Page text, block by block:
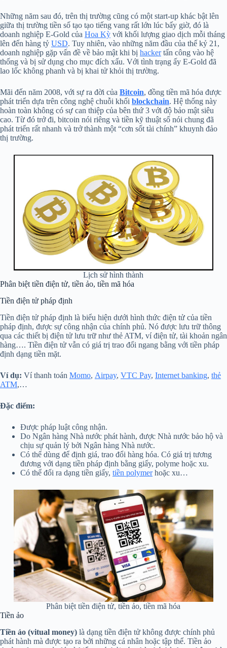
Những năm sau đó, trên thị trường cũng có một start-up khác bật lên
giữa thị trường tiền số tạo tạo tiếng vang rất lớn lúc bấy giờ, đó là
doanh nghiệp E-Gold của Hoa Kỳ với khối lượng giao dịch mỗi tháng
lên đến hàng tỷ USD. Tuy nhiên, vào những năm đầu của thế kỷ 21,
doanh nghiệp gặp vấn đề về bảo mật khi bị hackertấn công vào hệ
thống và bị sử dụng cho mục đích xấu. Với tình trạng ấy E-Gold đã
lao lốc không phanh và bị khai tử khỏi thị trường.
Mãi đến năm 2008, với sự ra đời của Bitcoin, đồng tiền mã hóa được
phát triển dựa trên công nghệ chuỗi khối blockchain. Hệ thống này
hoàn toàn không có sự can thiệp của bên thứ 3 với độ bảo mật siêu
cao. Từ đó trở đi, bitcoin nói riêng và tiền kỹ thuật số nói chung đã
phát triển rất nhanh và trở thành một “cơn sốt tài chính” khuynh đảo
thị trường.
Lịch sử hình thành
Phân biệt tiền điện tử, tiền ảo, tiền mã hóa
Tiền điện tử pháp định
Tiền điện tử pháp định là biểu hiện dưới hình thức điện tử của tiền
pháp định, được sự công nhận của chính phủ. Nó được lưu trữ thông
qua các thiết bị điện tử lưu trữ như thẻ ATM, ví điện tử, tài khoản ngân
hàng…. Tiền điện tử vẫn có giá trị trao đổi ngang bằng với tiền pháp
định dạng tiền mặt.
Ví dụ: Ví thanh toán Momo, Airpay, VTC Pay, Internet banking, thẻ
ATM,…
Đặc điểm:
Được pháp luật công nhận.
Do Ngân hàng Nhà nước phát hành, được Nhà nước bảo hộ và
chịu sự quản lý bởi Ngân hàng Nhà nước.
Có thể dùng để định giá, trao đổi hàng hóa. Có giá trị tương
đương với dạng tiền pháp định bằng giấy, polyme hoặc xu.
Có thể đổi ra dạng tiền giấy, tiền polymerhoặc xu…
Phân biệt tiền điện tử, tiền ảo, tiền mã hóa
Tiền ảo
Tiền ảo (vitual money) là dạng tiền điện tử không được chính phủ
phát hành mà được tạo ra bởi những cá nhân hoặc tập thể. Tiền ảo